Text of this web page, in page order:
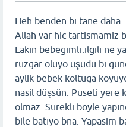
Heh benden bi tane
Allah var hic tartismamiz
Lakin bebegimlr.ilgili ne
ruzgar oluyo üşüdü bi
aylik bebek koltuga
nasil düşsün. Puseti yere
olmaz. Sürekli böyle
bile batıyo bna. Yapasim